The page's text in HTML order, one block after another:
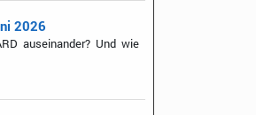
2026
auseinander? Und wie